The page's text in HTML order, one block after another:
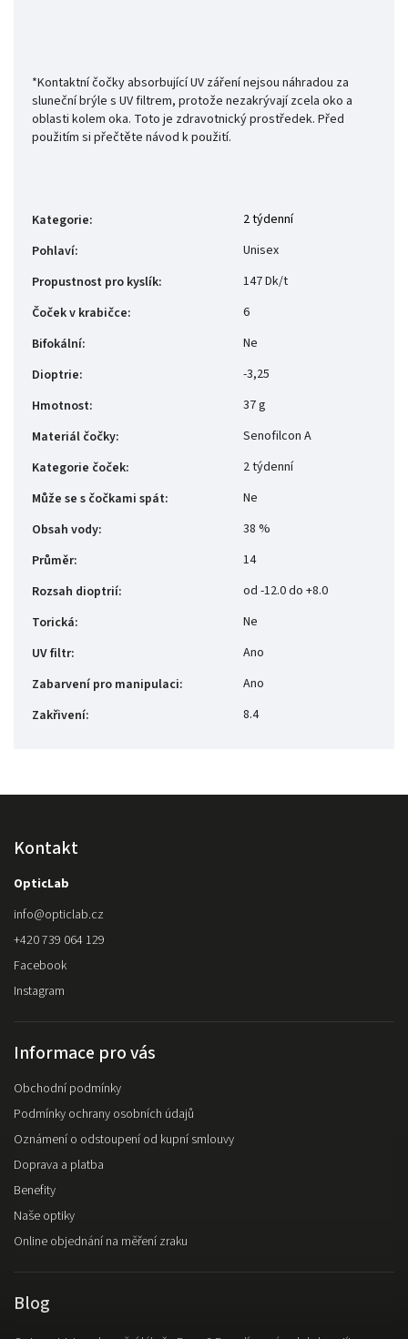
*Kontaktní čočky absorbující UV záření nejsou náhradou za
sluneční brýle s UV filtrem, protože nezakrývají zcela oko a
oblasti kolem oka. Toto je zdravotnický prostředek. Před
použitím si přečtěte návod k použití.
Kategorie:
2 týdenní
Pohlaví:
Unisex
Propustnost pro kyslík:
147 Dk/t
Čoček v krabičce:
6
Bifokální:
Ne
Dioptrie:
-3,25
Hmotnost:
37 g
Materiál čočky:
Senofilcon A
Kategorie čoček:
2 týdenní
Může se s čočkami spát:
Ne
Obsah vody:
38 %
Průměr:
14
Rozsah dioptrií:
od -12.0 do +8.0
Torická:
Ne
UV filtr:
Ano
Zabarvení pro manipulaci:
Ano
Zakřivení: 8.4
Kontakt
OpticLab
info@opticlab.cz
+420 739 064 129
Facebook
Instagram
Informace pro vás
Obchodní podmínky
Podmínky ochrany osobních údajů
Oznámení o odstoupení od kupní smlouvy
Doprava a platba
Benefity
Naše optiky
Online objednání na měření zraku
Blog